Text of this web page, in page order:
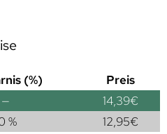
(%)
Preis
— 14,39€
% 12,95€